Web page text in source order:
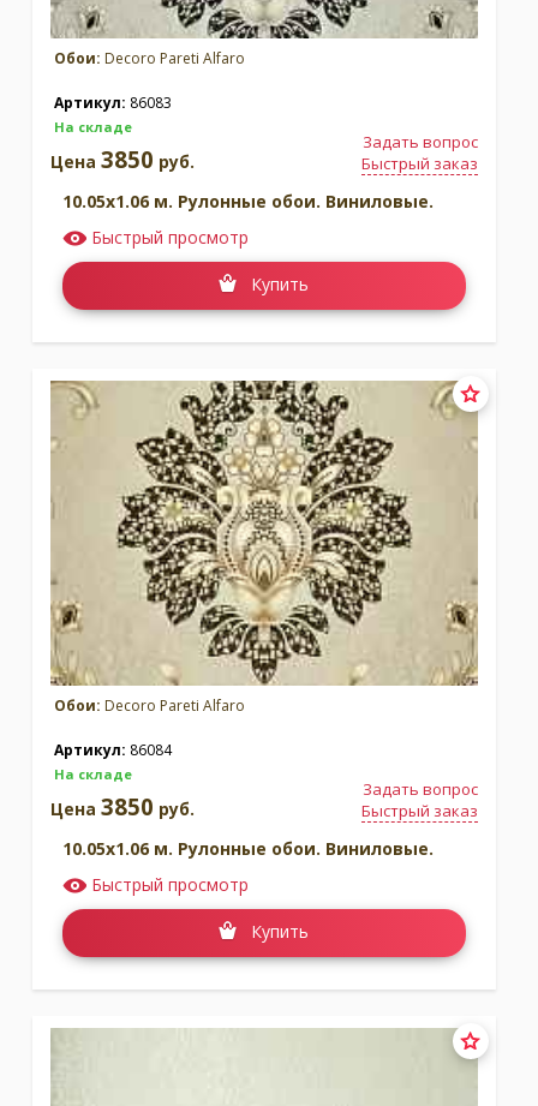
Обои: Decoro Pareti Alfaro
Артикул: 86083
На складе
Задать вопрос
Быстрый заказ
Цена 3850 руб.
10.05x1.06 м. Рулонные обои. Виниловые.
Быстрый просмотр
Купить
Обои: Decoro Pareti Alfaro
Артикул: 86084
На складе
Задать вопрос
Быстрый заказ
Цена 3850 руб.
10.05x1.06 м. Рулонные обои. Виниловые.
Быстрый просмотр
Купить